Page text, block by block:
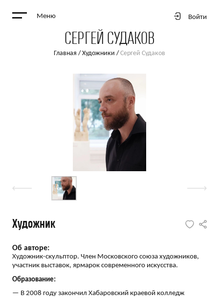
Меню Войти
СЕРГЕЙ СУДАКОВ
Главная / Художники / Сергей Судаков
Художник
Об авторе:
Художник-скульптор. Член Московского союза художников,
участник выставок, ярмарок современного искусства.
Образование:
— В 2008 году закончил Хабаровский краевой колледж